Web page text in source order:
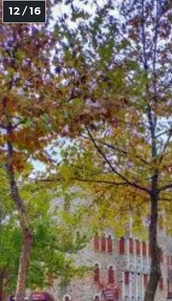
12 / 16